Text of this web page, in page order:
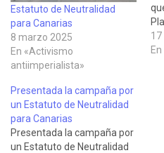
Estatuto de Neutralidad
para Canarias
8 marzo 2025
En «Activismo
antiimperialista»
17
Presentada la campaña por
un Estatuto de Neutralidad
para Canarias
Presentada la campaña por
un Estatuto de Neutralidad